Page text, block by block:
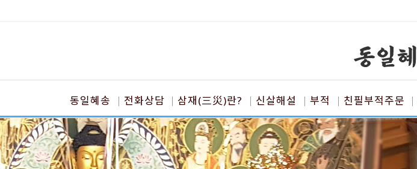
동일혜송 전화상담 삼재(三災)란? 신살해설 부적 친필부적주문